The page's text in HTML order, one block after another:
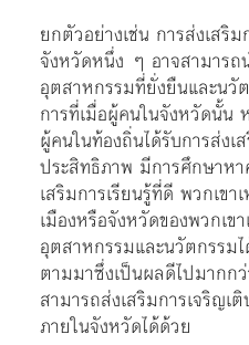
ยกตัวอย่างเช่น การส่งเสริม
จังหวัดหนึ่ง ๆ อาจสามารถ
อุตสาหกรรมที่ยั่งยืนและนวั
การที่เมื่อผู้คนในจังหวัดนั้น
ผู้คนในท้องถิ่นได้รับการส่ง
ประสิทธิภาพ มีการศึกษาห
เสริมการเรียนรู้ที่ดี พวกเข
เมืองหรือจังหวัดของพวกเข
อุตสาหกรรมและนวัตกรรม
ตามมาซึ่งเป็นผลดีไปมาก
สามารถส่งเสริมการเจริญเ
ภายในจังหวัดได้ด้วย